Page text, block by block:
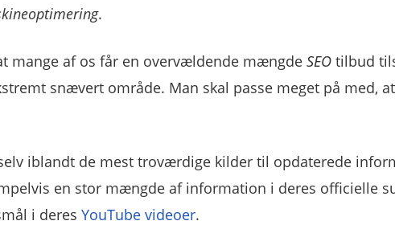
.
mange af os får en overvældende mængde SEOtilbud
snævert område. Man skal passe meget på med,
iblandt de mest troværdige kilder til opdaterede
en stor mængde af information i deres officielle
i deres YouTube videoer.